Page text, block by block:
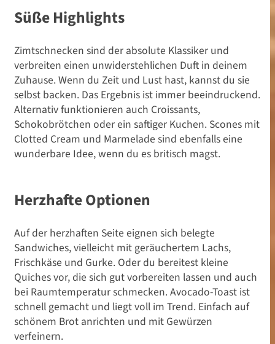
Süße Highlights
Zimtschnecken sind der absolute Klassiker und
verbreiten einen unwiderstehlichen Duft in deinem
Zuhause. Wenn du Zeit und Lust hast, kannst du sie
selbst backen. Das Ergebnis ist immer beeindruckend.
Alternativ funktionieren auch Croissants,
Schokobrötchen oder ein saftiger Kuchen. Scones mit
Clotted Cream und Marmelade sind ebenfalls eine
wunderbare Idee, wenn du es britisch magst.
Herzhafte Optionen
Auf der herzhaften Seite eignen sich belegte
Sandwiches, vielleicht mit geräuchertem Lachs,
Frischkäse und Gurke. Oder du bereitest kleine
Quiches vor, die sich gut vorbereiten lassen und auch
bei Raumtemperatur schmecken. Avocado-Toast ist
schnell gemacht und liegt voll im Trend. Einfach auf
schönem Brot anrichten und mit Gewürzen
verfeinern.